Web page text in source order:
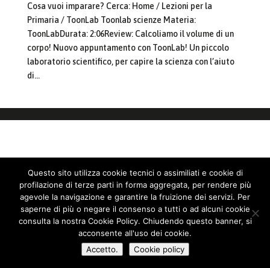
Cosa vuoi imparare? Cerca: Home / Lezioni per la
Primaria / ToonLab Toonlab scienze Materia:
ToonLabDurata: 2:06Review: Calcoliamo il volume di un
corpo! Nuovo appuntamento con ToonLab! Un piccolo
laboratorio scientifico, per capire la scienza con l’aiuto
di...
Questo sito utilizza cookie tecnici o assimiliati e cookie di
profilazione di terze parti in forma aggregata, per rendere più
agevole la navigazione e garantire la fruizione dei servizi. Per
saperne di più o negare il consenso a tutti o ad alcuni cookie
consulta la nostra Cookie Policy. Chiudendo questo banner, si
acconsente all'uso dei cookie.
Accetto.
Cookie policy